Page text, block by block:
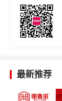
最新推荐